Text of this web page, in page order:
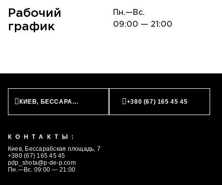
Рабочий
график
Пн.—Вс.
09:00 — 21:00
КИЕВ, БЕССАРАБСКАЯ ПЛОЩАДЬ, 7+380 (67) 165 45 45
КОНТАКТЫ:
Киев, Бессарабская площадь, 7
+380 (67) 165 45 45
pdp_shota@p-de-p.com
Пн.—Вс. 09:00 — 21:00